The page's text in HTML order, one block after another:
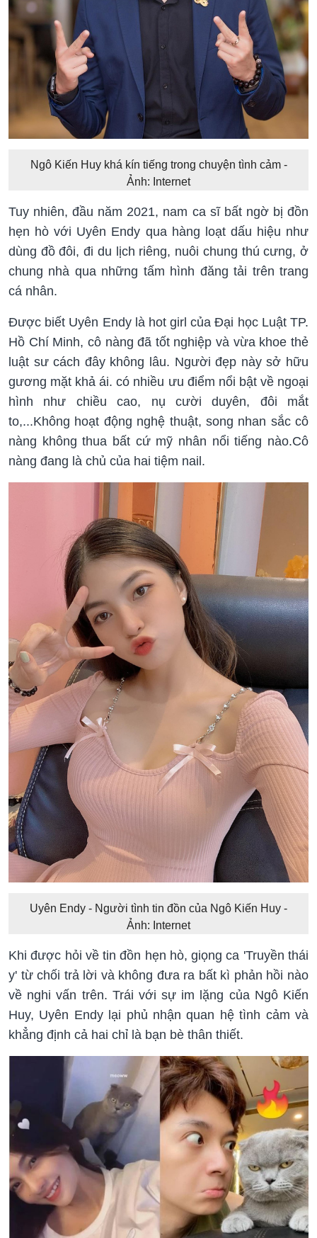
Ngô Kiến Huy khá kín tiếng trong chuyện tình cảm -
Ảnh: Internet
Tuy nhiên, đầu năm 2021, nam ca sĩ bất ngờ bị đồn
hẹn hò với Uyên Endy qua hàng loạt dấu hiệu như
dùng đồ đôi, đi du lịch riêng, nuôi chung thú cưng, ở
chung nhà qua những tấm hình đăng tải trên trang
cá nhân.
Được biết Uyên Endy là hot girl của Đại học Luật TP.
Hồ Chí Minh, cô nàng đã tốt nghiệp và vừa khoe thẻ
luật sư cách đây không lâu. Người đẹp này sở hữu
gương mặt khả ái. có nhiều ưu điểm nổi bật về ngoại
hình như chiều cao, nụ cười duyên, đôi mắt
to,...Không hoạt động nghệ thuật, song nhan sắc cô
nàng không thua bất cứ mỹ nhân nổi tiếng nào.Cô
nàng đang là chủ của hai tiệm nail.
Uyên Endy - Người tình tin đồn của Ngô Kiến Huy -
Ảnh: Internet
Khi được hỏi về tin đồn hẹn hò, giọng ca 'Truyền thái
y' từ chối trả lời và không đưa ra bất kì phản hồi nào
về nghi vấn trên. Trái với sự im lặng của Ngô Kiến
Huy, Uyên Endy lại phủ nhận quan hệ tình cảm và
khẳng định cả hai chỉ là bạn bè thân thiết.